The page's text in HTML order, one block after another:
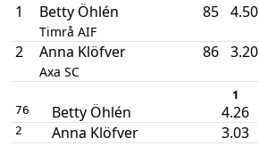
1 Betty Öhlén
Timrå AIF
85 4.50
2 Anna Klöfver
Axa SC
86 3.20
1
76 Betty Öhlén 4.26
2 Anna Klöfver 3.03